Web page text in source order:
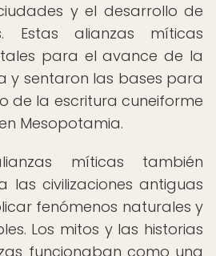
y el desarrollo de
Estas alianzas míticas
para el avance de la
y sentaron las bases para
de la escritura cuneiforme
Mesopotamia.
míticas también
las civilizaciones antiguas
fenómenos naturales y
Los mitos y las historias
funcionaban como una